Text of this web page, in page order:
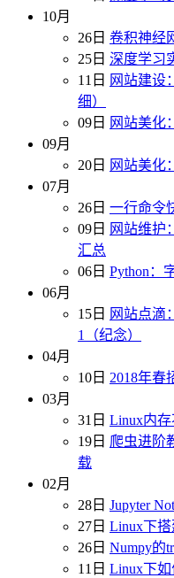
10月
26日 卷积神经
25日 深度学习
11日
网站建设
细）
09日
网站美化
09月
20日
网站美化
07月
26日 一行命令
09日
网站维护
汇总
06日 Python：
06月
15日
网站点滴
1（纪念）
04月
10日 2018年春
03月
31日 Linux内存
19日 爬虫进阶
载
02月
28日 Jupyter
27日 Linux下
26日 Numpy的
11日 Linux下